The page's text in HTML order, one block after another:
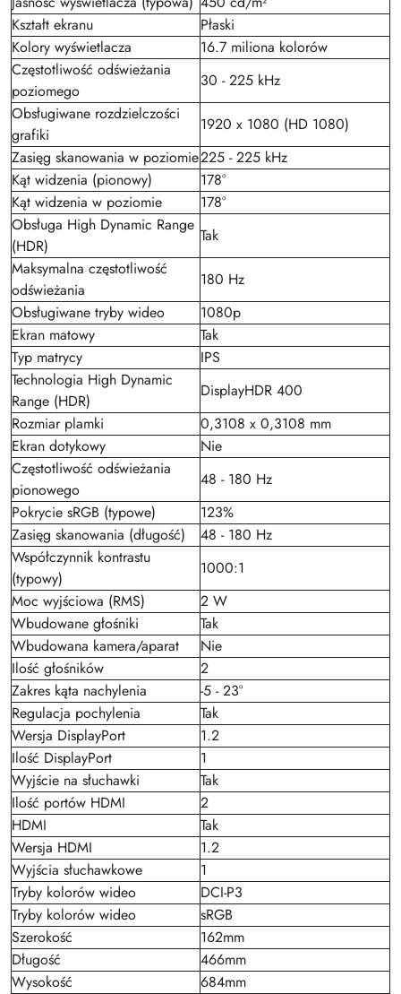
Kształt ekranu
Płaski
Kolory wyświetlacza
16.7 miliona kolorów
Częstotliwość odświeżania
poziomego
30 - 225 kHz
Obsługiwane rozdzielczości
grafiki
1920 x 1080 (HD 1080)
Zasięg skanowania w poziomie225 - 225 kHz
Kąt widzenia (pionowy)
178°
Kąt widzenia w poziomie
178°
Obsługa High Dynamic Range
(HDR)
Tak
Maksymalna częstotliwość
odświeżania
180 Hz
Obsługiwane tryby wideo
1080p
Ekran matowy
Tak
Typ matrycy
IPS
Technologia High Dynamic
Range (HDR)
DisplayHDR 400
Rozmiar plamki
0,3108 x 0,3108 mm
Ekran dotykowy
Nie
Częstotliwość odświeżania
pionowego
48 - 180 Hz
Pokrycie sRGB (typowe)
123%
Zasięg skanowania (długość)
48 - 180 Hz
Współczynnik kontrastu
(typowy)
1000:1
Moc wyjściowa (RMS)
2 W
Wbudowane głośniki
Tak
Wbudowana kamera/aparat
Nie
Ilość głośników
2
Zakres kąta nachylenia
-5 - 23°
Regulacja pochylenia
Tak
Wersja DisplayPort
1.2
Ilość DisplayPort
1
Wyjście na słuchawki
Tak
Ilość portów HDMI
2
HDMI
Tak
Wersja HDMI
1.2
Wyjścia słuchawkowe
1
Tryby kolorów wideo
DCI-P3
Tryby kolorów wideo
sRGB
Szerokość
162mm
Długość
466mm
Wysokość
684mm